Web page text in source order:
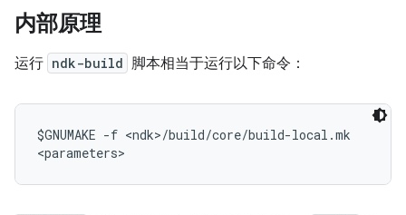
内部原理
运行 ndk-build 脚本相当于运行以下命令：
$GNUMAKE -f <ndk>/build/core/build-local.mk